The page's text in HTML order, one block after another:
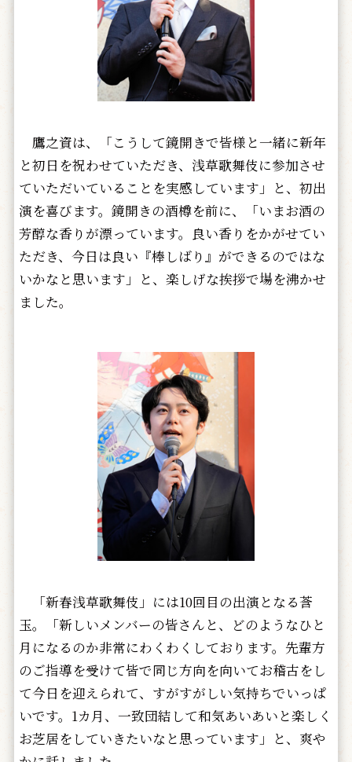
鷹之資は、「こうして鏡開きで皆様と一緒に新年
と初日を祝わせていただき、浅草歌舞伎に参加させ
ていただいていることを実感しています」と、初出
演を喜びます。鏡開きの酒樽を前に、「いまお酒の
芳醇な香りが漂っています。良い香りをかがせてい
ただき、今日は良い『棒しばり』ができるのではな
いかなと思います」と、楽しげな挨拶で場を沸かせ
ました。
「新春浅草歌舞伎」には10回目の出演となる莟
玉。「新しいメンバーの皆さんと、どのようなひと
月になるのか非常にわくわくしております。先輩方
のご指導を受けて皆で同じ方向を向いてお稽古をし
て今日を迎えられて、すがすがしい気持ちでいっぱ
いです。1カ月、一致団結して和気あいあいと楽しく
お芝居をしていきたいなと思っています」と、爽や